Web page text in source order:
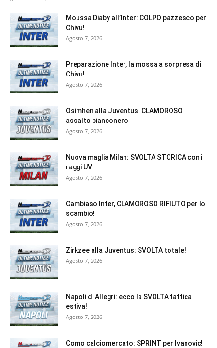
Moussa Diaby all’Inter: COLPO pazzesco per
Chivu!
Agosto 7, 2026
Preparazione Inter, la mossa a sorpresa di
Chivu!
Agosto 7, 2026
Osimhen alla Juventus: CLAMOROSO
assalto bianconero
Agosto 7, 2026
Nuova maglia Milan: SVOLTA STORICA con i
raggi UV
Agosto 7, 2026
Cambiaso Inter, CLAMOROSO RIFIUTO per lo
scambio!
Agosto 7, 2026
Zirkzee alla Juventus: SVOLTA totale!
Agosto 7, 2026
Napoli di Allegri: ecco la SVOLTA tattica
estiva!
Agosto 7, 2026
Como calciomercato: SPRINT per Ivanovic!